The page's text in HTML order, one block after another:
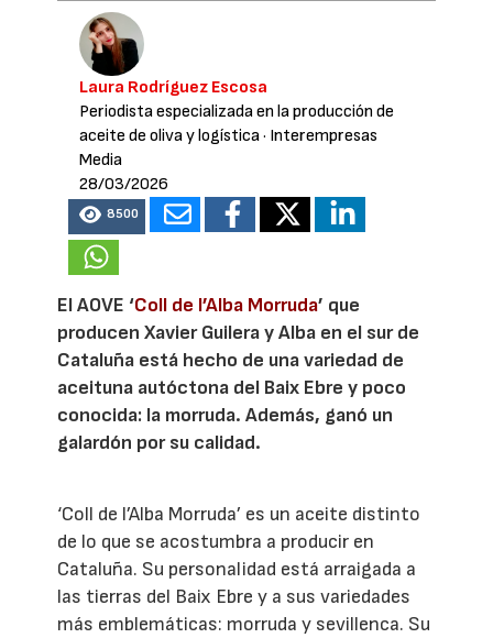
Laura Rodríguez Escosa
Periodista especializada en la producción de
aceite de oliva y logística· Interempresas
Media
28/03/2026
8500
El AOVE ‘Coll de l’Alba Morruda’ que
producen Xavier Guilera y Alba en el sur de
Cataluña está hecho de una variedad de
aceituna autóctona del Baix Ebre y poco
conocida: la morruda. Además, ganó un
galardón por su calidad.
‘Coll de l’Alba Morruda’ es un aceite distinto
de lo que se acostumbra a producir en
Cataluña. Su personalidad está arraigada a
las tierras del Baix Ebre y a sus variedades
más emblemáticas: morruda y sevillenca. Su